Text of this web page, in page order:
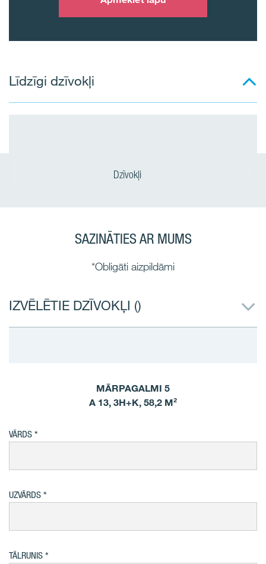
Līdzīgi dzīvokļi
Dzīvokļi
SAZINĀTIES AR MUMS
*Obligāti aizpildāmi
IZVĒLĒTIE DZĪVOKĻI ()
MĀRPAGALMI 5
A 13, 3H+K, 58,2 M²
VĀRDS
UZVĀRDS
TĀLRUNIS